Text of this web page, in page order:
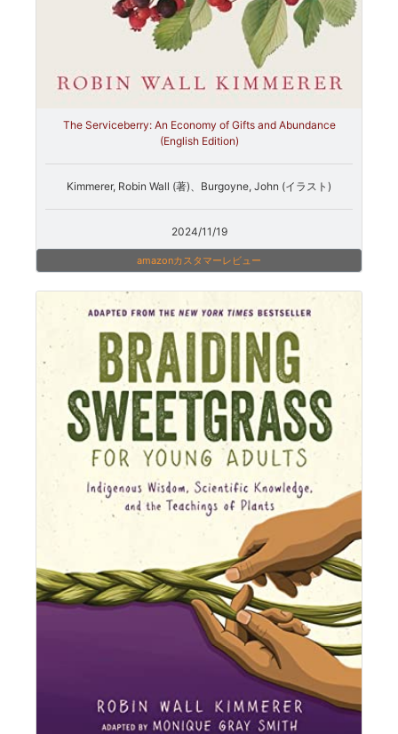
The Serviceberry: An Economy of Gifts and Abundance
(English Edition)
Kimmerer, Robin Wall (著)、Burgoyne, John (イラスト)
2024/11/19
amazonカスタマーレビュー